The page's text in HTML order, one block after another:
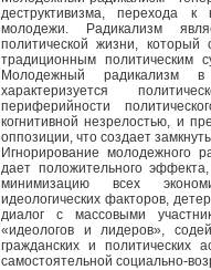
деструктивизма, перехода
молодежи. Радикализм
политической жизни,
традиционным политическим
Молодежный радикализм в
характеризуется
периферийности
когнитивной незрелостью, и
оппозиции, что создает
Игнорирование молодежного
дает положительного
минимизацию всех
идеологических факторов,
диалог с массовыми
«идеологов и лидеров»,
гражданских и политических
самостоятельной социально-